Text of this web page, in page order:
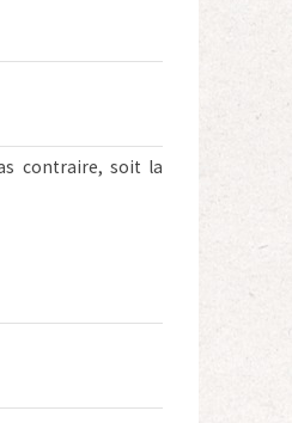
contraire, soit la